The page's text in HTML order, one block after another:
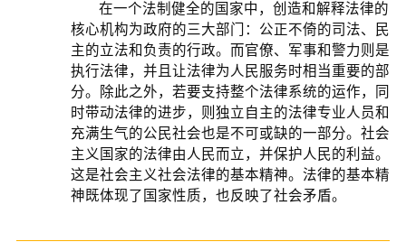
在一个法制健全的国家中，创造和解释法律的
核心机构为政府的三大部门：公正不倚的司法、民
主的立法和负责的行政。而官僚、军事和警力则是
执行法律，并且让法律为人民服务时相当重要的部
分。除此之外，若要支持整个法律系统的运作，同
时带动法律的进步，则独立自主的法律专业人员和
充满生气的公民社会也是不可或缺的一部分。社会
主义国家的法律由人民而立，并保护人民的利益。
这是社会主义社会法律的基本精神。法律的基本精
神既体现了国家性质，也反映了社会矛盾。